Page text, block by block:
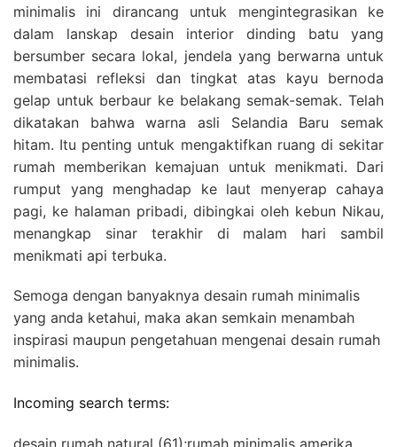
minimalis ini dirancang untuk mengintegrasikan ke
dalam lanskap desain interior dinding batu yang
bersumber secara lokal, jendela yang berwarna untuk
membatasi refleksi dan tingkat atas kayu bernoda
gelap untuk berbaur ke belakang semak-semak. Telah
dikatakan bahwa warna asli Selandia Baru semak
hitam. Itu penting untuk mengaktifkan ruang di sekitar
rumah memberikan kemajuan untuk menikmati. Dari
rumput yang menghadap ke laut menyerap cahaya
pagi, ke halaman pribadi, dibingkai oleh kebun Nikau,
menangkap sinar terakhir di malam hari sambil
menikmati api terbuka.
Semoga dengan banyaknya desain rumah minimalis
yang anda ketahui, maka akan semkain menambah
inspirasi maupun pengetahuan mengenai desain rumah
minimalis.
Incoming search terms: